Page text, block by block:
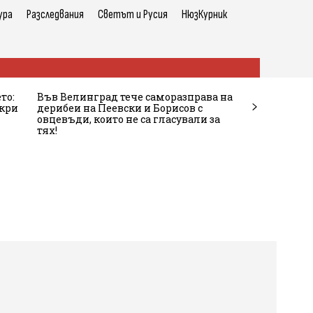
Разследвания Светът и Русия НюзКурник
Във Велинград тече саморазправа на
дерибеи на Пеевски и Борисов с
овцевъди, които не са гласували за
тях!